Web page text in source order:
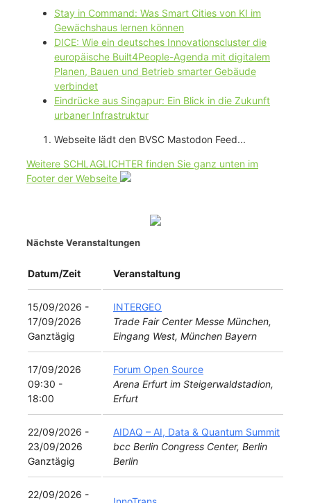
Stay in Command: Was Smart Cities von KI im
Gewächshaus lernen können
DICE: Wie ein deutsches Innovationscluster die
europäische Built4People-Agenda mit digitalem
Planen, Bauen und Betrieb smarter Gebäude
verbindet
Eindrücke aus Singapur: Ein Blick in die Zukunft
urbaner Infrastruktur
Webseite lädt den BVSC Mastodon Feed...
Weitere SCHLAGLICHTER finden Sie ganz unten im
Footer der Webseite
Nächste Veranstaltungen
Datum/Zeit Veranstaltung
15/09/2026 -
17/09/2026
Ganztägig
INTERGEO
Trade Fair Center Messe München,
Eingang West, München Bayern
17/09/2026
09:30 -
18:00
Forum Open Source
Arena Erfurt im Steigerwaldstadion,
Erfurt
22/09/2026 -
23/09/2026
Ganztägig
AIDAQ – AI, Data & Quantum Summit
bcc Berlin Congress Center, Berlin
Berlin
22/09/2026 -